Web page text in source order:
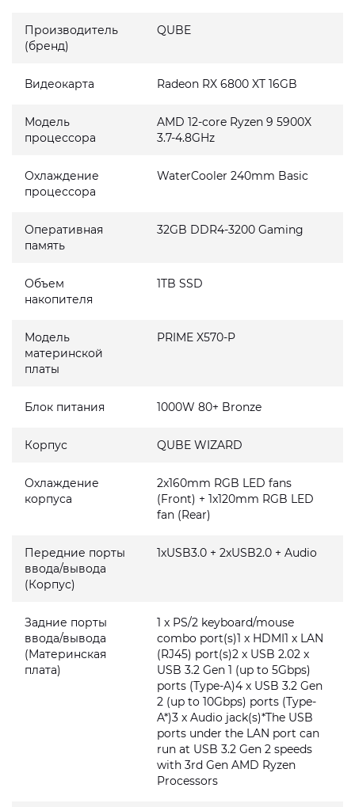
Производитель
(бренд)
QUBE
Видеокарта Radeon RX 6800 XT 16GB
Модель
процессора
AMD 12-core Ryzen 9 5900X
3.7-4.8GHz
Охлаждение
процессора
WaterCooler 240mm Basic
Оперативная
память
32GB DDR4-3200 Gaming
Объем
накопителя
1TB SSD
Модель
материнской
платы
PRIME X570-P
Блок питания 1000W 80+ Bronze
Корпус QUBE WIZARD
Охлаждение
корпуса
2x160mm RGB LED fans
(Front) + 1x120mm RGB LED
fan (Rear)
Передние порты
ввода/вывода
(Корпус)
1xUSB3.0 + 2xUSB2.0 + Audio
Задние порты
ввода/вывода
(Материнская
плата)
1 x PS/2 keyboard/mouse
combo port(s)1 x HDMI1 x LAN
(RJ45) port(s)2 x USB 2.02 x
USB 3.2 Gen 1 (up to 5Gbps)
ports (Type-A)4 x USB 3.2 Gen
2 (up to 10Gbps) ports (Type-
A*)3 x Audio jack(s)*The USB
ports under the LAN port can
run at USB 3.2 Gen 2 speeds
with 3rd Gen AMD Ryzen
Processors